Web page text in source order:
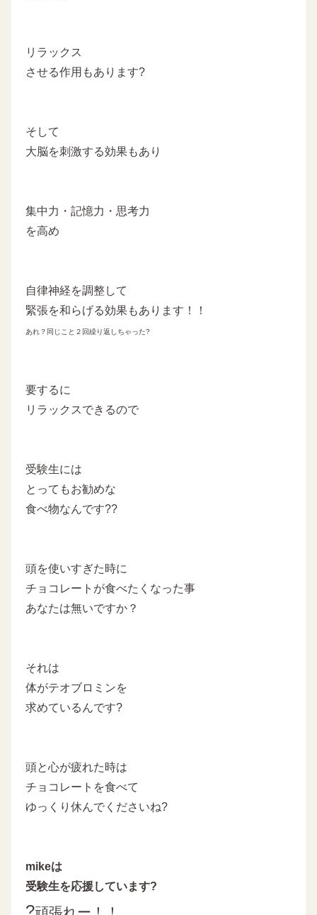
リラックス
させる作用もあります?
そして
大脳を刺激する効果もあり
集中力・記憶力・思考力
を高め
自律神経を調整して
緊張を和らげる効果もあります！！
あれ？同じこと２回繰り返しちゃった?
要するに
リラックスできるので
受験生には
とってもお勧めな
食べ物なんです??
頭を使いすぎた時に
チョコレートが食べたくなった事
あなたは無いですか？
それは
体がテオブロミンを
求めているんです?
頭と心が疲れた時は
チョコレートを食べて
ゆっくり休んでくださいね?
mikeは
受験生を応援しています?
?